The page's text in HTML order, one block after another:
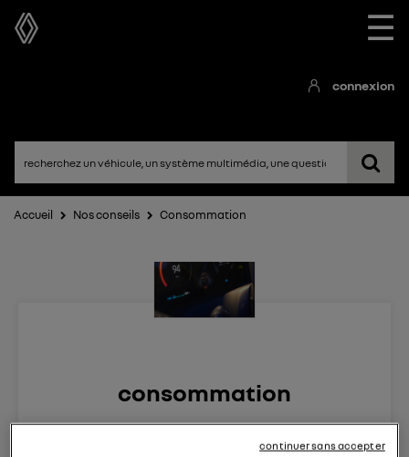
☰
connexion
Accueil Nos conseils Consommation
consommation
12:51
continuer sans accepter